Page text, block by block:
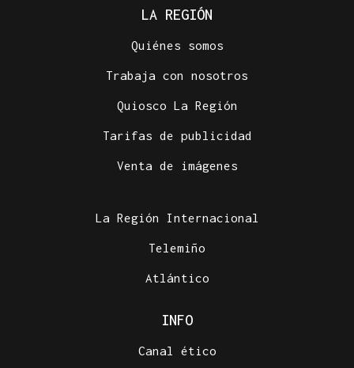
LA REGIÓN
Quiénes somos
Trabaja con nosotros
Quiosco La Región
Tarifas de publicidad
Venta de imágenes
La Región Internacional
Telemiño
Atlántico
INFO
Canal ético